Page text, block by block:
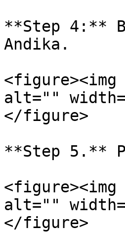
**Step 4:**
Andika.
<figure><img
alt=""
</figure>
**Step 5.**
<figure><img
alt=""
</figure>